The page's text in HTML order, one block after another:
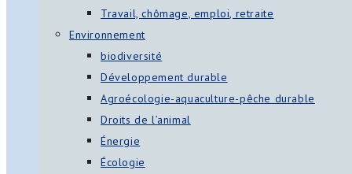
Travail, chômage, emploi, retraite
Environnement
biodiversité
Développement durable
Agroécologie-aquaculture-pêche durable
Droits de l’animal
Énergie
Écologie